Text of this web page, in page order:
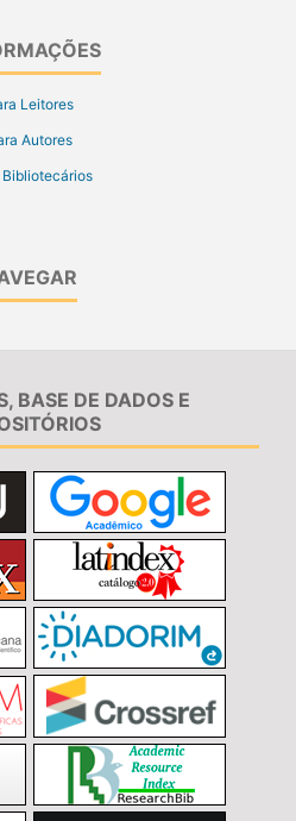
Leitores
Autores
Bibliotecários
BASE DE DADOS E